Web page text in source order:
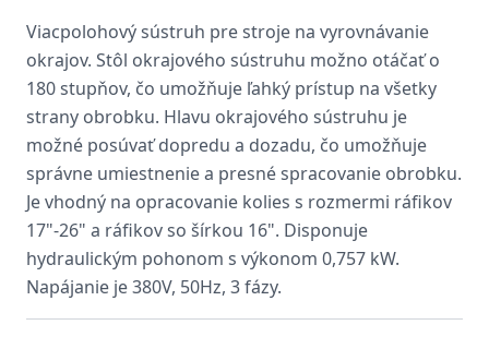
Viacpolohový sústruh pre stroje na vyrovnávanie
okrajov. Stôl okrajového sústruhu možno otáčať o
180 stupňov, čo umožňuje ľahký prístup na všetky
strany obrobku. Hlavu okrajového sústruhu je
možné posúvať dopredu a dozadu, čo umožňuje
správne umiestnenie a presné spracovanie obrobku.
Je vhodný na opracovanie kolies s rozmermi ráfikov
17"-26" a ráfikov so šírkou 16". Disponuje
hydraulickým pohonom s výkonom 0,757 kW.
Napájanie je 380V, 50Hz, 3 fázy.